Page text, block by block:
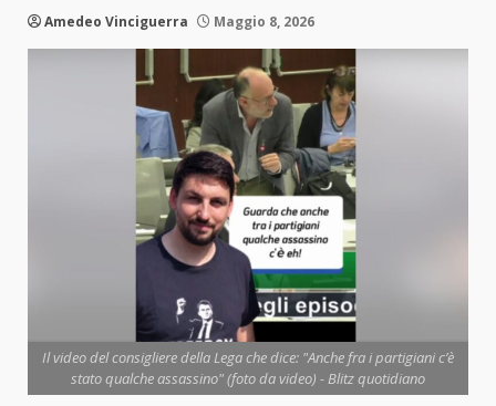
Amedeo Vinciguerra Maggio 8, 2026
Il video del consigliere della Lega che dice: "Anche fra i partigiani c’è
stato qualche assassino" (foto da video) - Blitz quotidiano